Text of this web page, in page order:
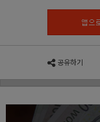
공유하기